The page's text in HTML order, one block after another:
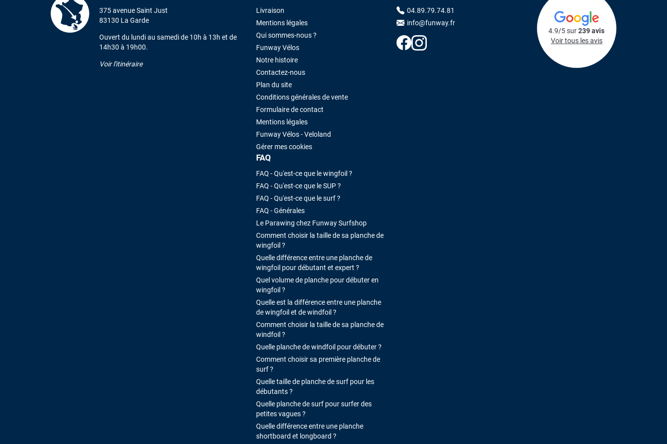
375 avenue Saint Just
83130 La Garde
Ouvert du lundi au samedi de 10h à 13h et de
14h30 à 19h00.
Voir l'itinéraire
Livraison
Mentions légales
Qui sommes-nous ?
Funway Vélos
Notre histoire
Contactez-nous
Plan du site
Conditions générales de vente
Formulaire de contact
Mentions légales
Funway Vélos - Veloland
Gérer mes cookies
FAQ
FAQ - Qu'est-ce que le wingfoil ?
FAQ - Qu'est-ce que le SUP ?
FAQ - Qu'est-ce que le surf ?
FAQ - Générales
Le Parawing chez Funway Surfshop
Comment choisir la taille de sa planche de
wingfoil ?
Quelle différence entre une planche de
wingfoil pour débutant et expert ?
Quel volume de planche pour débuter en
wingfoil ?
Quelle est la différence entre une planche
de wingfoil et de windfoil ?
Comment choisir la taille de sa planche de
windfoil ?
Quelle planche de windfoil pour débuter ?
Comment choisir sa première planche de
surf ?
Quelle taille de planche de surf pour les
débutants ?
Quelle planche de surf pour surfer des
petites vagues ?
Quelle différence entre une planche
shortboard et longboard ?
04.89.79.74.81
info@funway.fr
4.9/5 sur239 avis
Voir tous les avis